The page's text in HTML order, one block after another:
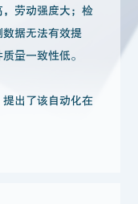
劳动强度大；检
据无法有效提
量一致性低。
出了该自动化在